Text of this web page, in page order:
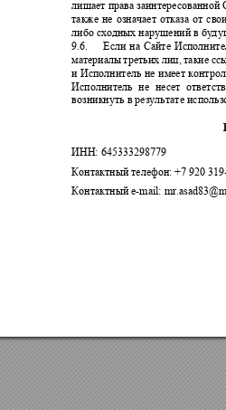
лишает права заинтересованной
также не означает отказа от
либо сходных нарушений в буду
9.6. Если на Сайте
материалы третьих лиц, такие
и Исполнитель не имеет
Исполнитель
не несет
возникнуть в результате
ИНН: 645333298779
Контактный телефон: +7 920 319
Контактный e-mail: